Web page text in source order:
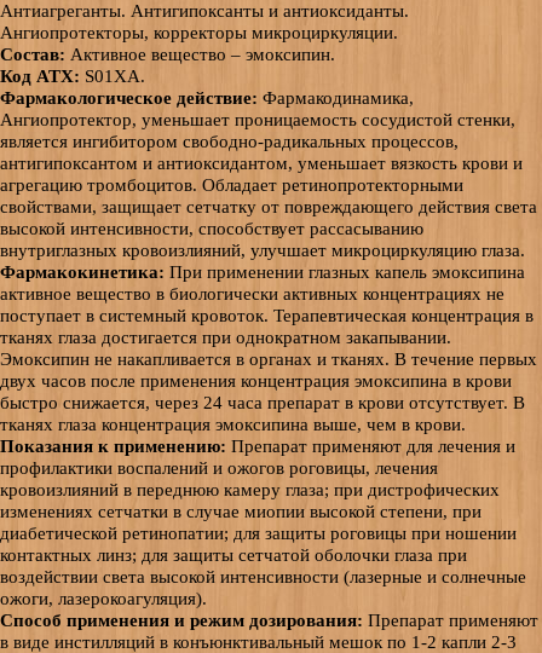
Антиагреганты. Антигипоксанты и антиоксиданты.
Ангиопротекторы, корректоры микроциркуляции.
Состав: Активное вещество – эмоксипин.
Код АТХ: S01XA.
Фармакологическое действие: Фармакодинамика,
Ангиопротектор, уменьшает проницаемость сосудистой стенки,
является ингибитором свободно-радикальных процессов,
антигипоксантом и антиоксидантом, уменьшает вязкость крови и
агрегацию тромбоцитов. Обладает ретинопротекторными
свойствами, защищает сетчатку от повреждающего действия света
высокой интенсивности, способствует рассасыванию
внутриглазных кровоизлияний, улучшает микроциркуляцию глаза.
Фармакокинетика: При применении глазных капель эмоксипина
активное вещество в биологически активных концентрациях не
поступает в системный кровоток. Терапевтическая концентрация в
тканях глаза достигается при однократном закапывании.
Эмоксипин не накапливается в органах и тканях. В течение первых
двух часов после применения концентрация эмоксипина в крови
быстро снижается, через 24 часа препарат в крови отсутствует. В
тканях глаза концентрация эмоксипина выше, чем в крови.
Показания к применению: Препарат применяют для лечения и
профилактики воспалений и ожогов роговицы, лечения
кровоизлияний в переднюю камеру глаза; при дистрофических
изменениях сетчатки в случае миопии высокой степени, при
диабетической ретинопатии; для защиты роговицы при ношении
контактных линз; для защиты сетчатой оболочки глаза при
воздействии света высокой интенсивности (лазерные и солнечные
ожоги, лазерокоагуляция).
Способ применения и режим дозирования: Препарат применяют
в виде инстилляций в конъюнктивальный мешок по 1-2 капли 2-3